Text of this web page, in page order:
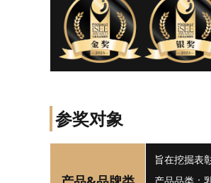
参奖对象
旨在挖掘表